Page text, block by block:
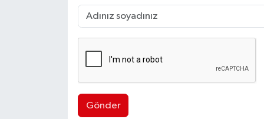
Gönder